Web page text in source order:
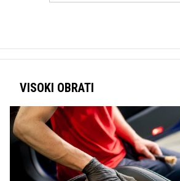
VISOKI OBRATI